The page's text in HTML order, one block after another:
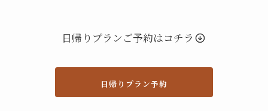
日帰りプランご予約はコチラ
日帰りプラン予約